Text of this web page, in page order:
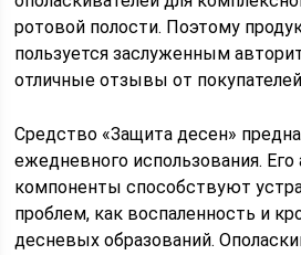
ротовой полости. Поэтому
пользуется заслуженным
отличные отзывы от
Средство «Защита десен»
ежедневного использования.
компоненты способствуют
проблем, как воспаленность и
десневых образований.